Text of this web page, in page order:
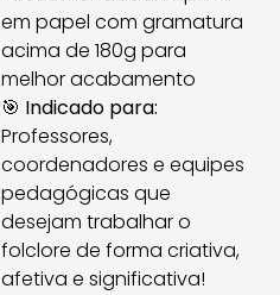
em papel com gramatura
acima de 180g para
melhor acabamento
🎯 Indicado para:
Professores,
coordenadores e equipes
pedagógicas que
desejam trabalhar o
folclore de forma criativa,
afetiva e significativa!